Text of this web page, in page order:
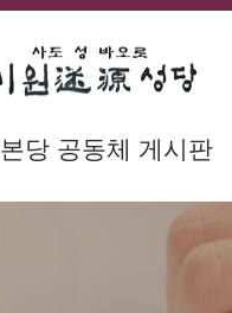
본당 공동체 게시판